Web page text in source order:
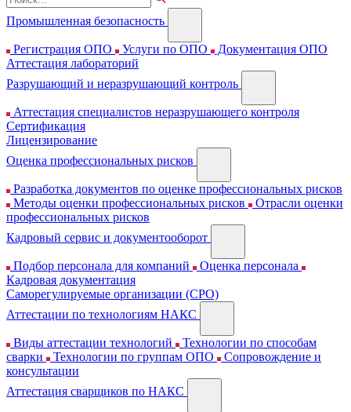
Промышленная безопасность
Регистрация ОПО Услуги по ОПО
Документация ОПО
Аттестация лабораторий
Разрушающий и неразрушающий контроль
Аттестация специалистов неразрушающего контроля
Сертификация
Лицензирование
Оценка профессиональных рисков
Разработка документов по оценке профессиональных рисков
Методы оценки профессиональных рисков
Отрасли оценки
профессиональных рисков
Кадровый сервис и документооборот
Подбор персонала для компаний
Оценка персонала
Кадровая документация
Cаморегулируемые организации (СРО)
Аттестации по технологиям НАКС
Виды аттестации технологий
Технологии по способам
сварки
Технологии по группам ОПО
Сопровождение и
консультации
Аттестация сварщиков по НАКС